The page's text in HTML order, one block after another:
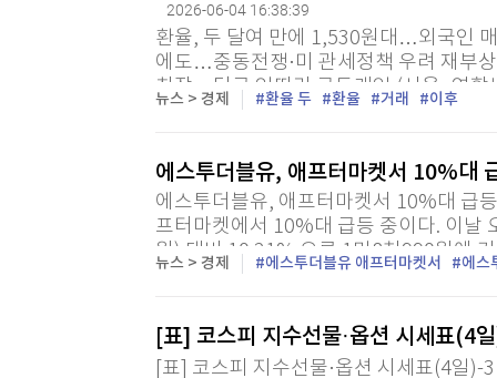
투자/재테크
부동산/세무
[모집-3기-] 돈버는 트레이딩 투자 북클럽
매매신호 (랭킹
투자분석
국내증시
2026-06-04 16:38:39
환율, 두 달여 만에 1,530원대…외국인
에도…중동전쟁·미 관세정책 우려 재부
최장…당국 잇따라 구두개입 (서울=연
가까이 1,500원대에 머물며 고공행진하
뉴스 > 경제 환율 두 환율 거래 이후
에스투더블유, 애프터마켓서 10%대
에스투더블유, 애프터마켓서 10%대 급
프터마켓에서 10%대 급등 중이다. 이날
원) 대비 10.21% 오른 1만8천990원에
습...
뉴스 > 경제 에스투더블유 애프터마켓서 에스
[표] 코스피 지수선물·옵션 시세표(4
[표] 코스피 지수선물·옵션 시세표(4일